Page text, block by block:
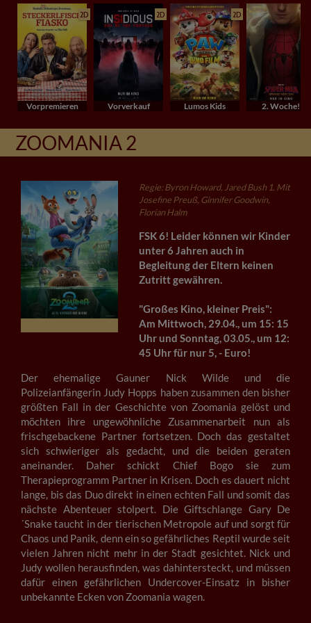
2D
Vorpremieren
2D
Vorverkauf
2D
Lumos Kids 2. Woche!
ZOOMANIA 2
Regie: Byron Howard, Jared Bush 1. Mit
Josefine Preuß, Ginnifer Goodwin,
Florian Halm
FSK 6! Leider können wir Kinder
unter 6 Jahren auch in
Begleitung der Eltern keinen
Zutritt gewähren.
"Großes Kino, kleiner Preis":
Am Mittwoch, 29.04., um 15: 15
Uhr und Sonntag, 03.05., um 12:
45 Uhr für nur 5, - Euro!
Der ehemalige Gauner Nick Wilde und die
Polizeianfängerin Judy Hopps haben zusammen den bisher
größten Fall in der Geschichte von Zoomania gelöst und
möchten ihre ungewöhnliche Zusammenarbeit nun als
frischgebackene Partner fortsetzen. Doch das gestaltet
sich schwieriger als gedacht, und die beiden geraten
aneinander. Daher schickt Chief Bogo sie zum
Therapieprogramm Partner in Krisen. Doch es dauert nicht
lange, bis das Duo direkt in einen echten Fall und somit das
nächste Abenteuer stolpert. Die Giftschlange Gary De
´Snake taucht in der tierischen Metropole auf und sorgt für
Chaos und Panik, denn ein so gefährliches Reptil wurde seit
vielen Jahren nicht mehr in der Stadt gesichtet. Nick und
Judy wollen herausfinden, was dahintersteckt, und müssen
dafür einen gefährlichen Undercover-Einsatz in bisher
unbekannte Ecken von Zoomania wagen.